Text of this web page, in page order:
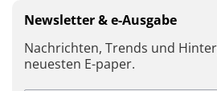
Newsletter & e-Ausgabe
Nachrichten, Trends und
neuesten E-paper.